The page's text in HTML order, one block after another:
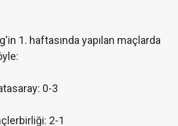
1. haftasında yapılan maçlarda
0-3
2-1